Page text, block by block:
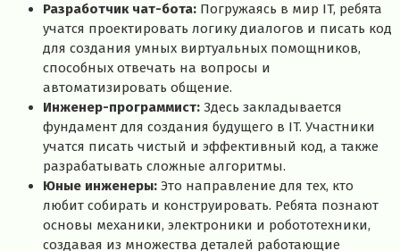
Разработчик чат-бота: Погружаясь в мир IT, ребята
учатся проектировать логику диалогов и писать код
для создания умных виртуальных помощников,
способных отвечать на вопросы и
автоматизировать общение.
Инженер-программист: Здесь закладывается
фундамент для создания будущего в IT. Участники
учатся писать чистый и эффективный код, а также
разрабатывать сложные алгоритмы.
Юные инженеры: Это направление для тех, кто
любит собирать и конструировать. Ребята познают
основы механики, электроники и робототехники,
создавая из множества деталей работающие